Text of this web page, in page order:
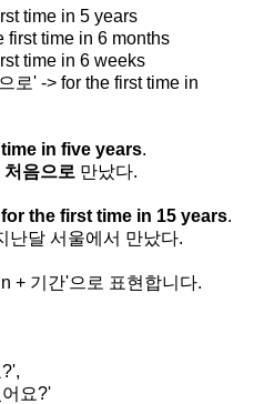
time in 5 years
first time in 6 months
time in 6 weeks
로' -> for the first time in
in five years.
음으로 만났다.
for the first time in 15 years.
난달 서울에서 만났다.
+ 기간'으로 표현합니다.
요?'